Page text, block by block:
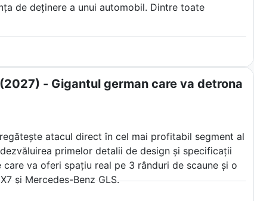
de deținere a unui automobil. Dintre toate
Shanghai nu s-a mulțumit doar să construiască
schimburile automatizate de baterii, asistenți
- Gigantul german care va detrona
atacul direct în cel mai profitabil segment al
primelor detalii de design și specificații
va oferi spațiu real pe 3 rânduri de scaune și o
și Mercedes-Benz GLS.